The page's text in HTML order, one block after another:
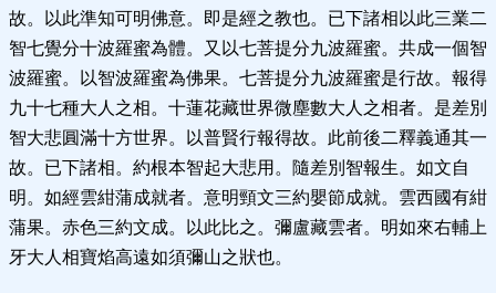
故。以此準知可明佛意。即是經之教也。已下諸相以此三業二
智七覺分十波羅蜜為體。又以七菩提分九波羅蜜。共成一個智
波羅蜜。以智波羅蜜為佛果。七菩提分九波羅蜜是行故。報得
九十七種大人之相。十蓮花藏世界微塵數大人之相者。是差別
智大悲圓滿十方世界。以普賢行報得故。此前後二釋義通其一
故。已下諸相。約根本智起大悲用。隨差別智報生。如文自
明。如經雲紺蒲成就者。意明頸文三約嬰節成就。雲西國有紺
蒲果。赤色三約文成。以此比之。彌盧藏雲者。明如來右輔上
牙大人相寶焰高遠如須彌山之狀也。